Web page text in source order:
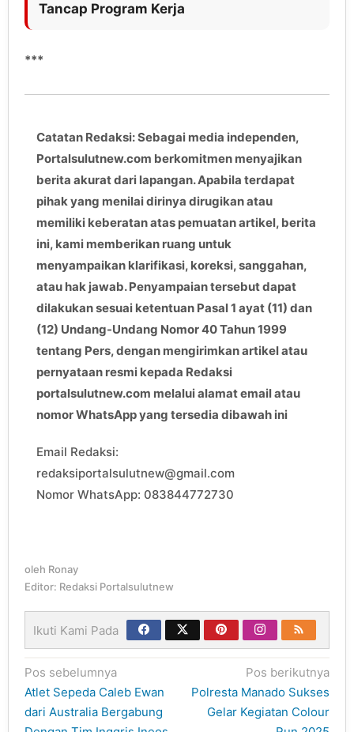
Tancap Program Kerja
***
Catatan Redaksi: Sebagai media independen,
Portalsulutnew.com berkomitmen menyajikan
berita akurat dari lapangan. Apabila terdapat
pihak yang menilai dirinya dirugikan atau
memiliki keberatan atas pemuatan artikel, berita
ini, kami memberikan ruang untuk
menyampaikan klarifikasi, koreksi, sanggahan,
atau hak jawab. Penyampaian tersebut dapat
dilakukan sesuai ketentuan Pasal 1 ayat (11) dan
(12) Undang-Undang Nomor 40 Tahun 1999
tentang Pers, dengan mengirimkan artikel atau
pernyataan resmi kepada Redaksi
portalsulutnew.com melalui alamat email atau
nomor WhatsApp yang tersedia dibawah ini
Email Redaksi:
redaksiportalsulutnew@gmail.com
Nomor WhatsApp: 083844772730
oleh Ronay
Editor: Redaksi Portalsulutnew
Ikuti Kami Pada
Navigasi
pos
Pos sebelumnya
Atlet Sepeda Caleb Ewan
dari Australia Bergabung
Pos berikutnya
Polresta Manado Sukses
Gelar Kegiatan Colour